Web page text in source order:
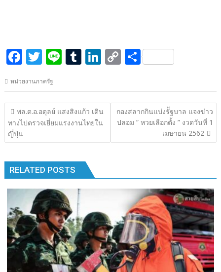
F
e
b
o
o
T
itt
er
Li
e
T
m
bl
r
Li
k
e
dI
C
p
y
Li
S
ar
e
หน่วยงานภาครัฐ
แนะแนว
เรื่อง
พล.ต.อ.อดุลย์ แสงสิงแก้ว เดิน
ทางไปตรวจเยี่ยมแรงงานไทยใน
ญี่ปุ่น
กองสลากกินแบ่งรััฐบาล แจงข่าว
ปลอม ” หวยเลือกตั้ง ” งวดวันที่ 1
เมษายน 2562
RELATED POSTS